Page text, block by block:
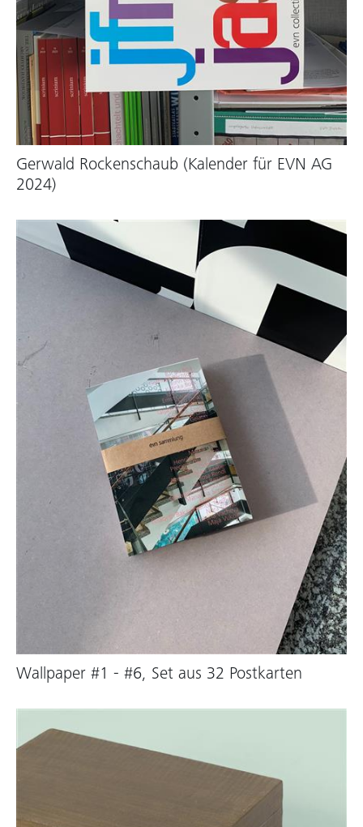
Gerwald Rockenschaub (Kalender für EVN AG
2024)
Wallpaper #1 - #6, Set aus 32 Postkarten